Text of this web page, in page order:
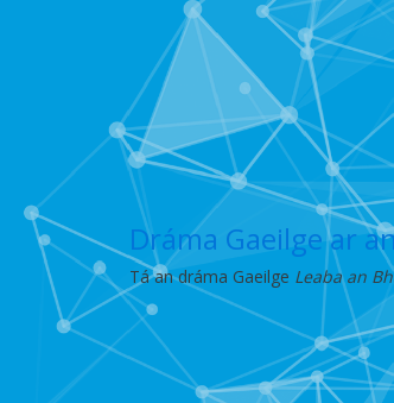
Dráma Gaeilge ar
Tá an dráma Gaeilge Leaba an